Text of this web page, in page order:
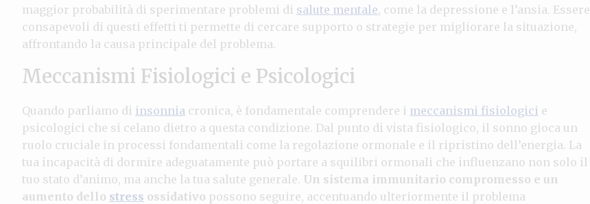
maggior probabilità di sperimentare problemi di salute mentale, come la depressione e l’ansia. Essere
consapevoli di questi effetti ti permette di cercare supporto o strategie per migliorare la situazione,
affrontando la causa principale del problema.
Meccanismi Fisiologici e Psicologici
Quando parliamo di insonnia cronica, è fondamentale comprendere i meccanismi fisiologici e
psicologici che si celano dietro a questa condizione. Dal punto di vista fisiologico, il sonno gioca un
ruolo cruciale in processi fondamentali come la regolazione ormonale e il ripristino dell’energia. La
tua incapacità di dormire adeguatamente può portare a squilibri ormonali che influenzano non solo il
tuo stato d’animo, ma anche la tua salute generale. Un sistema immunitario compromesso e un
aumento dello stress ossidativo possono seguire, accentuando ulteriormente il problema